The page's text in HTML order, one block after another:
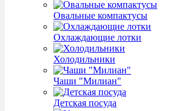
Овальные компактусы
Охлаждающие лотки
Холодильники
Чаши "Милиан"
Детская посуда